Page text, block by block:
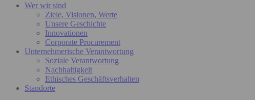
Wer wir sind
Ziele, Visionen, Werte
Unsere Geschichte
Innovationen
Corporate Procurement
Unternehmerische Verantwortung
Soziale Verantwortung
Nachhaltigkeit
Ethisches Geschäftsverhalten
Standorte